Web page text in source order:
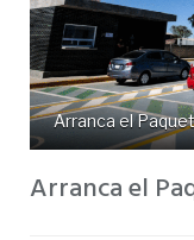
Arranca el
Arranca el